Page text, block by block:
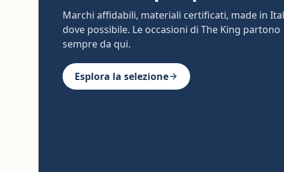
Marchi affidabili, materiali certificati, made in
dove possibile. Le occasioni di The King partono
sempre da qui.
Esplora la selezione